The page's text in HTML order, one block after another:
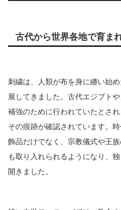
古代から世界各地で育ま
刺繍は、人類が布を身に纏い始
展してきました。古代エジプト
補強のために行われていたとさ
その痕跡が確認されています。
飾品だけでなく、宗教儀式や王
も取り入れられるようになり、
開きました。